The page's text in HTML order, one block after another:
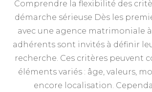
Comprendre la flexibilité des
démarche sérieuse Dès les
avec une agence matrimoniale
adhérents sont invités à définir
recherche. Ces critères peuvent
éléments variés : âge, valeurs,
encore localisation.